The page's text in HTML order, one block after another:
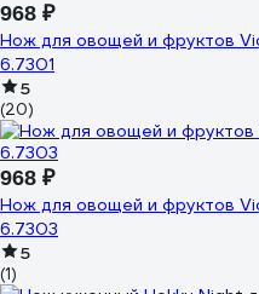
968 ₽
Нож для овощей и фруктов
6.7301
5
(20)
968 ₽
Нож для овощей и фруктов
6.7303
5
(1)